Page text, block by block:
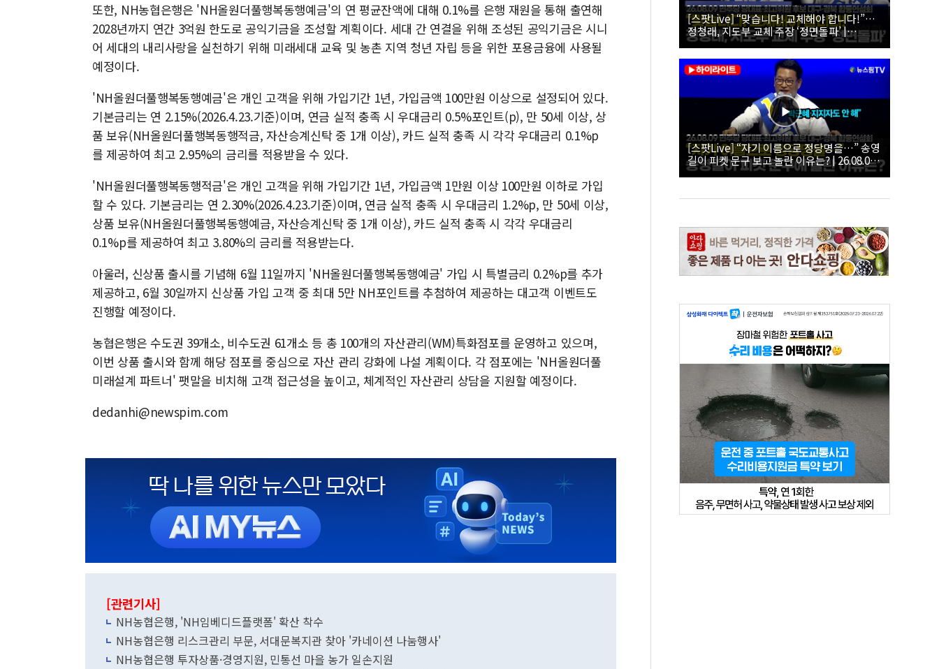
또한, NH농협은행은 'NH올원더풀행복동행예금'의 연 평균잔액에 대해 0.1%를 은행 재원을 통해 출연해
2028년까지 연간 3억원 한도로 공익기금을 조성할 계획이다. 세대 간 연결을 위해 조성된 공익기금은 시니
어 세대의 내리사랑을 실천하기 위해 미래세대 교육 및 농촌 지역 청년 자립 등을 위한 포용금융에 사용될
예정이다.
'NH올원더풀행복동행예금'은 개인 고객을 위해 가입기간 1년, 가입금액 100만원 이상으로 설정되어 있다.
기본금리는 연 2.15%(2026.4.23.기준)이며, 연금 실적 충족 시 우대금리 0.5%포인트(p), 만 50세 이상, 상
품 보유(NH올원더풀행복동행적금, 자산승계신탁 중 1개 이상), 카드 실적 충족 시 각각 우대금리 0.1%p
를 제공하여 최고 2.95%의 금리를 적용받을 수 있다.
'NH올원더풀행복동행적금'은 개인 고객을 위해 가입기간 1년, 가입금액 1만원 이상 100만원 이하로 가입
할 수 있다. 기본금리는 연 2.30%(2026.4.23.기준)이며, 연금 실적 충족 시 우대금리 1.2%p, 만 50세 이상,
상품 보유(NH올원더풀행복동행예금, 자산승계신탁 중 1개 이상), 카드 실적 충족 시 각각 우대금리
0.1%p를 제공하여 최고 3.80%의 금리를 적용받는다.
아울러, 신상품 출시를 기념해 6월 11일까지 'NH올원더풀행복동행예금' 가입 시 특별금리 0.2%p를 추가
제공하고, 6월 30일까지 신상품 가입 고객 중 최대 5만 NH포인트를 추첨하여 제공하는 대고객 이벤트도
진행할 예정이다.
농협은행은 수도권 39개소, 비수도권 61개소 등 총 100개의 자산관리(WM)특화점포를 운영하고 있으며,
이번 상품 출시와 함께 해당 점포를 중심으로 자산 관리 강화에 나설 계획이다. 각 점포에는 'NH올원더풀
미래설계 파트너' 팻말을 비치해 고객 접근성을 높이고, 체계적인 자산관리 상담을 지원할 예정이다.
dedanhi@newspim.com
[관련기사]
NH농협은행, 'NH임베디드플랫폼' 확산 착수
NH농협은행 리스크관리 부문, 서대문복지관 찾아 '카네이션 나눔행사'
NH농협은행 투자상품·경영지원, 민통선 마을 농가 일손지원
[스팟Live] “맞습니다! 교체해야 합니다!”…
정청래, 지도부 교체 주장 ‘정면돌파’ |
26.08.09 더불어민주당 당대표·최고위원 후
보 대구·경북 합동연설회
[스팟Live] “자기 이름으로 정당명을…” 송영
길이 피켓 문구 보고 놀란 이유는? | 26.08.09
더불어민주당 당대표·최고위원 후보 대구·경